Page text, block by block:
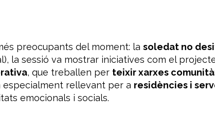
preocupants del moment: la soledat no
la sessió va mostrar iniciatives com el
, que treballen per teixir xarxes
rellevant per a residències i
emocionals i socials.